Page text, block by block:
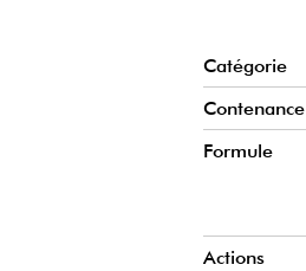
Catégorie
Contenance
Formule
Actions